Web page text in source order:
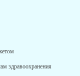
здравоохранения